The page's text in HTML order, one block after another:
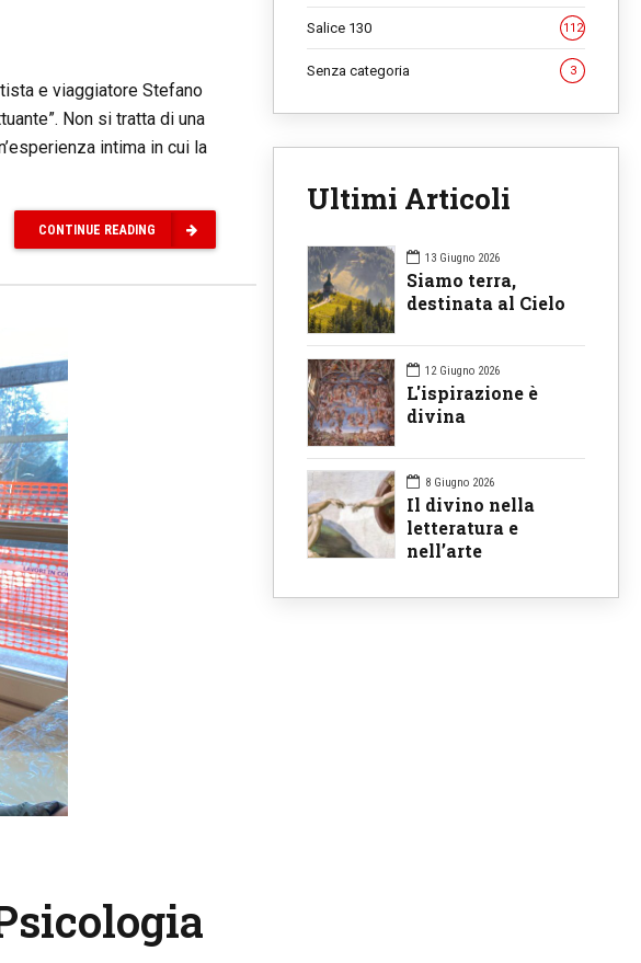
e viaggiatore Stefano
Non si tratta di una
intima in cui la
CONTINUE READING
Salice 130 112
Senza categoria 3
Ultimi Articoli
13 Giugno 2026
Siamo terra,
destinata al Cielo
12 Giugno 2026
L'ispirazione è
divina
8 Giugno 2026
Il divino nella
letteratura e
nell’arte